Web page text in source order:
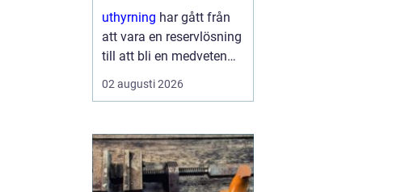
med mindre
uthyrning har gått från
att vara en reservlösning
till att bli en medveten
strategi för många
företag. I stället för att
utrustning väljer allt fler
att hyra. Det frigör både
pengar o...
02 augusti 2026